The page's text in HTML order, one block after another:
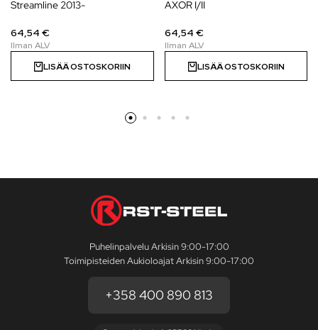
Streamline 2013-
64,54 €
LISÄÄ OSTOSKORIIN
AXOR I/II
64,54 €
LISÄÄ OSTOSKORIIN
Puhelinpalvelu Arkisin 9:00-17:00
Toimipisteiden Aukioloajat Arkisin 9:00-17:00
+358 400 890 813